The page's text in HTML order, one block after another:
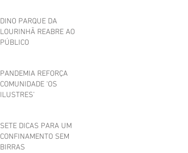
DINO PARQUE DA
LOURINHÃ REABRE AO
PÚBLICO
PANDEMIA REFORÇA
COMUNIDADE ‘OS
ILUSTRES’
SETE DICAS PARA UM
CONFINAMENTO SEM
BIRRAS